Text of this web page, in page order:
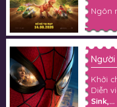
Ngôn
Người
Khởi
Diễn
Sink,...